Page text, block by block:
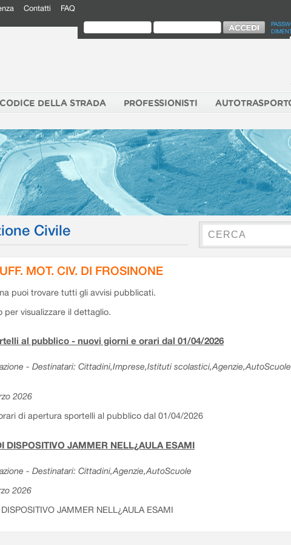
Contatti FAQ
CODICE DELLA STRADA PROFESSIONISTI
Civile
MOT. CIV. DI FROSINONE
puoi trovare tutti gli avvisi pubblicati.
per visualizzare il dettaglio.
al pubblico - nuovi giorni e orari dal 01/04/2026
- Destinatari: Cittadini,Imprese,Istituti
2026
di apertura sportelli al pubblico dal 01/04/2026
DISPOSITIVO JAMMER NELL¿AULA ESAMI
- Destinatari: Cittadini,Agenzie,AutoScuole
2026
JAMMER NELL¿AULA ESAMI